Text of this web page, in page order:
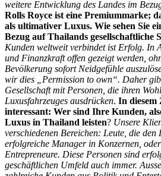
weitere Entwicklung des Landes im
Rolls Royce ist eine Premiummarke;
als ultimativer Luxus. Wie sehen Sie
Bezug auf Thailands gesellschaftliche
Kunden weltweit verbindet ist Erfolg. In
und Finanzkraft offen gezeigt werden,
Bevölkerung sofort Neidgefühle
wir dies „Permission to own“. Daher
Gesellschaft mit Personen, die ihren
Luxusfahrzeuges ausdrücken. In diesem
interessant: Wer sind Ihre Kunden,
Luxus in Thailand leisten? Unsere
verschiedenen Bereichen: Leute, die den
erfolgreiche Manager in Konzernen,
Entrepreneure. Diese Personen sind
geschäftlichen Umfeld auch immer.